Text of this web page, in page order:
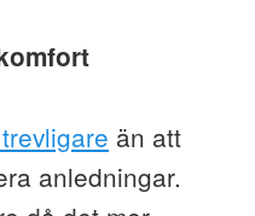
än att
anledningar.